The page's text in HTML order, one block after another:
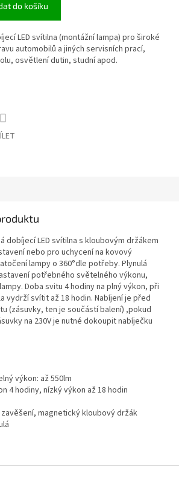
do košíku
LED svítilna (montážní lampa) pro široké
automobilů a jiných servisních prací,
osvětlení dutin, studní apod.
dobíjecí LED svítilna s kloubovým držákem
nebo pro uchycení na kovový
lampy o 360°dle potřeby. Plynulá
potřebného světelného výkonu,
Doba svitu 4 hodiny na plný výkon, při
vydrží svítit až 18 hodin. Nabíjení je před
(zásuvky, ten je součástí balení) ,pokud
na 230V je nutné dokoupit nabíječku
výkon: až 550lm
4 hodiny, nízký výkon až 18 hodin
magnetický kloubový držák